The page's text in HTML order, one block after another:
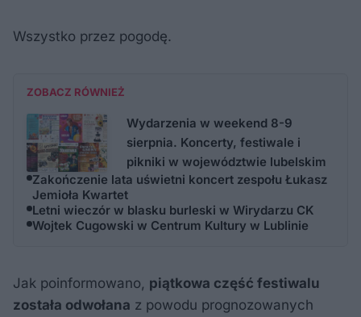
Wszystko przez pogodę.
ZOBACZ RÓWNIEŻ
Wydarzenia w weekend 8-9
sierpnia. Koncerty, festiwale i
pikniki w województwie lubelskim
Zakończenie lata uświetni koncert zespołu Łukasz
Jemioła Kwartet
Letni wieczór w blasku burleski w Wirydarzu CK
Wojtek Cugowski w Centrum Kultury w Lublinie
Jak poinformowano, piątkowa część festiwalu
została odwołana z powodu prognozowanych